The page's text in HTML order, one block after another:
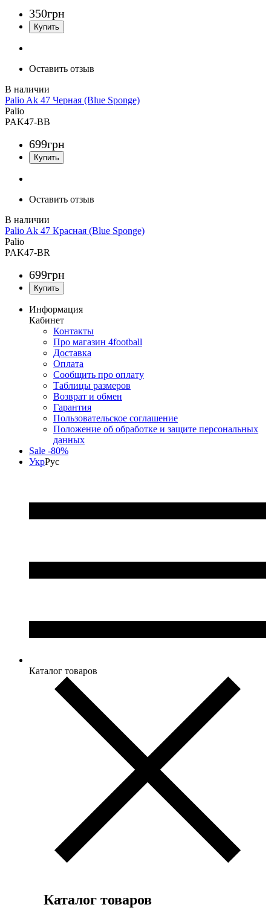
350грн
Оставить отзыв
Palio Ak 47 Черная (Blue Sponge)
Palio
PAK47-BB
699грн
Оставить отзыв
Palio Ak 47 Красная (Blue Sponge)
Palio
PAK47-BR
699грн
Информация
Кабинет
Контакты
Про магазин 4football
Доставка
Оплата
Сообщить про оплату
Таблицы размеров
Возврат и обмен
Гарантия
Пользовательское соглашение
Положение об обработке и защите персональных
данных
Sale -80%
УкрРус
Каталог товаров
Каталог товаров